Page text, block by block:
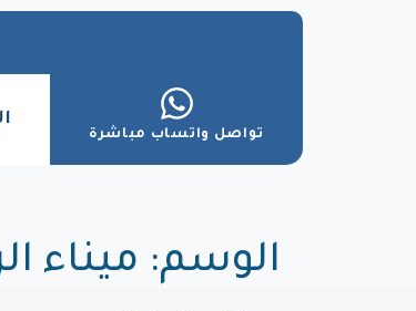
تواصل واتساب مباشرة
الوسم: ميناء